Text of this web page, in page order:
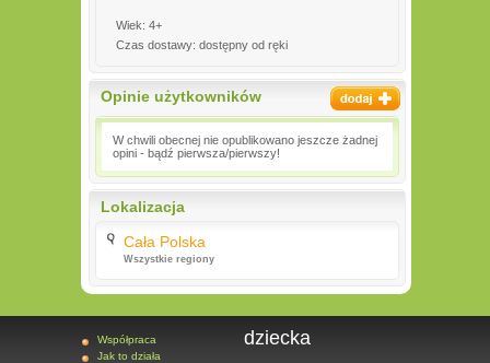
Wiek: 4+
Czas dostawy: dostępny od ręki
Opinie użytkowników
W chwili obecnej nie opublikowano jeszcze żadnej
opini - bądź pierwsza/pierwszy!
Lokalizacja
Cała Polska
Wszystkie regiony
Współpraca
Jak to działa
dziecka